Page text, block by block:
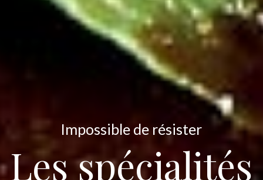
Impossible de résister
Les spécialités